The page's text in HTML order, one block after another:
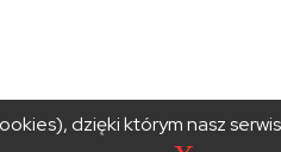
dzięki którym nasz serwis